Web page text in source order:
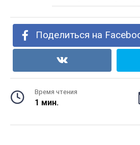
Поделиться на
Время чтения
1 мин.